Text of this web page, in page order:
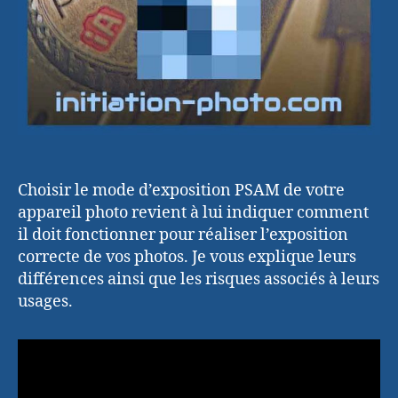
Choisir le mode d’exposition PSAM de votre
appareil photo revient à lui indiquer comment
il doit fonctionner pour réaliser l’exposition
correcte de vos photos. Je vous explique leurs
différences ainsi que les risques associés à leurs
usages.